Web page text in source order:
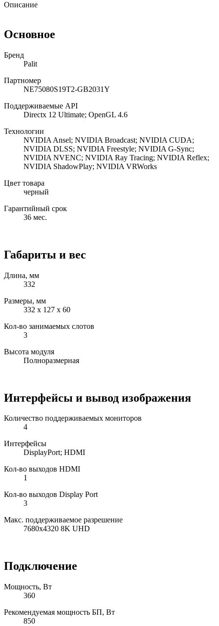
Описание
Основное
Бренд
Palit
Партномер
NE75080S19T2-GB2031Y
Поддерживаемые API
Directx 12 Ultimate; OpenGL 4.6
Технологии
NVIDIA Ansel; NVIDIA Broadcast; NVIDIA CUDA;
NVIDIA DLSS; NVIDIA Freestyle; NVIDIA G-Sync;
NVIDIA NVENC; NVIDIA Ray Tracing; NVIDIA Reflex;
NVIDIA ShadowPlay; NVIDIA VRWorks
Цвет товара
черный
Гарантийный срок
36 мес.
Габариты и вес
Длина, мм
332
Размеры, мм
332 x 127 x 60
Кол-во занимаемых слотов
3
Высота модуля
Полноразмерная
Интерфейсы и вывод изображения
Количество поддерживаемых мониторов
4
Интерфейсы
DisplayPort; HDMI
Кол-во выходов HDMI
1
Кол-во выходов Display Port
3
Макс. поддерживаемое разрешение
7680x4320 8K UHD
Подключение
Мощность, Вт
360
Рекомендуемая мощность БП, Вт
850